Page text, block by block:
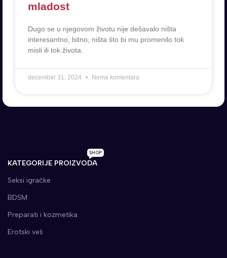
mladost
Dugo se u njegovom životu nije dešavalo ništa
interesantno, bitno, ništa što bi mu promenilo tok
misli ili tok života.
decembar 31, 2024 Nema komentara
KATEGORIJE PROIZVODA
SHOP
Seksi igračke
BDSM
Preparati i kozmetika
Erotski veš